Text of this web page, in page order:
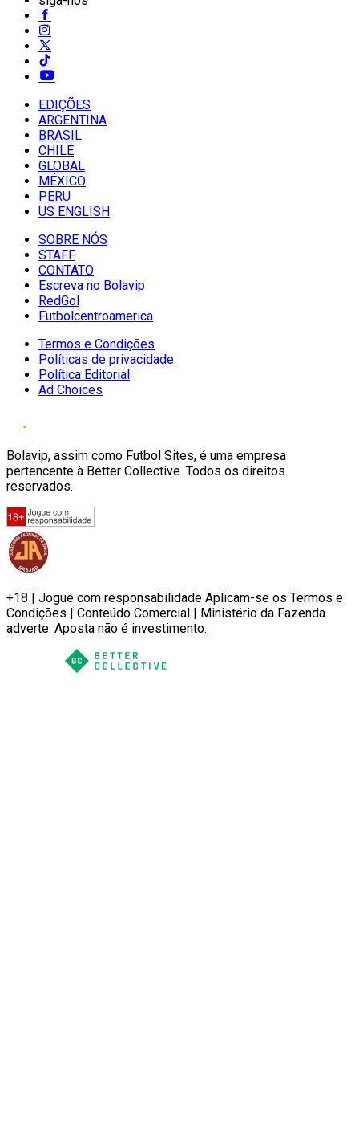
EDIÇÕES
ARGENTINA
BRASIL
CHILE
GLOBAL
MÉXICO
PERU
US ENGLISH
SOBRE NÓS
STAFF
CONTATO
Escreva no Bolavip
RedGol
Futbolcentroamerica
Termos e Condições
Políticas de privacidade
Política Editorial
Ad Choices
Bolavip, assim como Futbol Sites, é uma empresa
pertencente à Better Collective. Todos os direitos
reservados.
+18 | Jogue com responsabilidade Aplicam-se os Termos e
Condições | Conteúdo Comercial | Ministério da Fazenda
adverte: Aposta não é investimento.